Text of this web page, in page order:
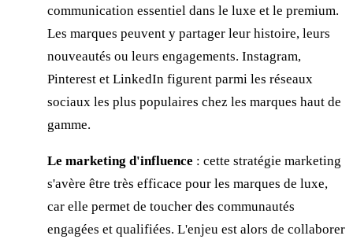
communication essentiel dans le luxe et le premium.
Les marques peuvent y partager leur histoire, leurs
nouveautés ou leurs engagements. Instagram,
Pinterest et LinkedIn figurent parmi les réseaux
sociaux les plus populaires chez les marques haut de
gamme.
Le marketing d'influence : cette stratégie marketing
s'avère être très efficace pour les marques de luxe,
car elle permet de toucher des communautés
engagées et qualifiées. L'enjeu est alors de collaborer